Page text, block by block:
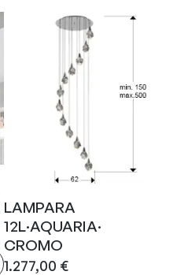
LAMPARA
12L·AQUARIA·
CROMO
1.277,00 €